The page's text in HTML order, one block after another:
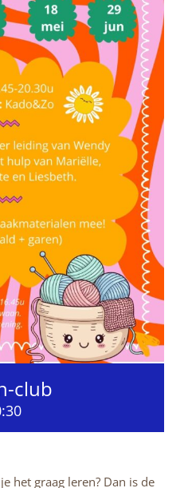
club
het graag leren? Dan is de